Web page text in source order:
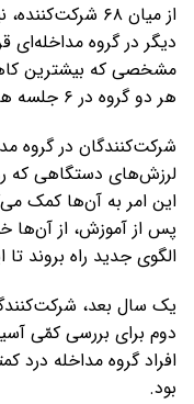
از میان ۶۸
دیگر در گروه مداخله‌ای
مشخصی که بیشترین
هر دو گروه در ۶ جلسه هفتگی آموزشی شرکت کردند.
شرکت‌کنندگان در گروه
لرزش‌های دستگاهی که
این امر به آن‌ها کمک
الگوی جدید راه بروند
دوم برای بررسی کمّی
افراد گروه مداخله
بود.